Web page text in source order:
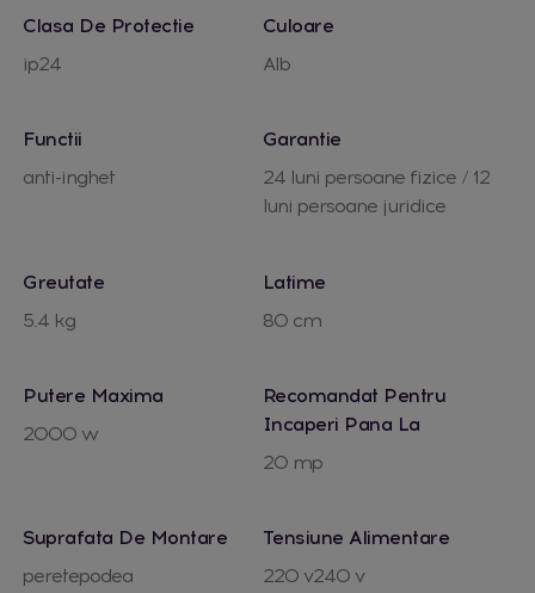
Clasa De Protectie
ip24
Culoare
Alb
Functii
anti-inghet
Garantie
24 luni persoane fizice / 12
luni persoane juridice
Greutate
5.4 kg
Latime
80 cm
Putere Maxima
2000 w
Recomandat Pentru
Incaperi Pana La
20 mp
Suprafata De Montare
peretepodea
Tensiune Alimentare
220 v240 v